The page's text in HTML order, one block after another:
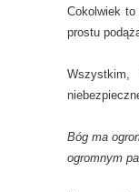
Cokolwiek
prostu
Bóg ma
ogromnym